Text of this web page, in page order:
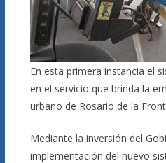
En esta primera instancia el
en el servicio que brinda la
urbano de Rosario de la
Mediante la inversión del
implementación del nuevo